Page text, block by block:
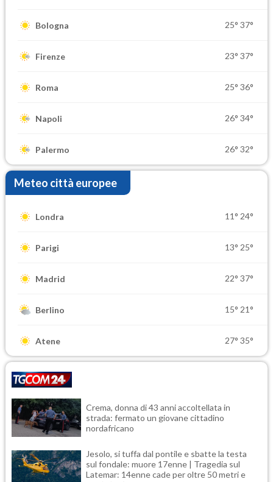
Bologna 25° 37°
Firenze 23° 37°
Roma 25° 36°
Napoli 26° 34°
Palermo 26° 32°
Meteo città europee
Londra 11° 24°
Parigi 13° 25°
Madrid 22° 37°
Berlino 15° 21°
Atene 27° 35°
Crema, donna di 43 anni accoltellata in
strada: fermato un giovane cittadino
nordafricano
Jesolo, si tuffa dal pontile e sbatte la testa
sul fondale: muore 17enne | Tragedia sul
Latemar: 14enne cade per oltre 50 metri e